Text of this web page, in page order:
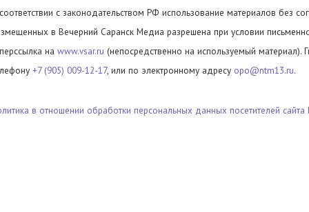
с законодательством РФ использование материалов без
в Вечерний Саранск Медиа разрешена при условии
на www.vsar.ru (непосредственно на используемый материал).
+7 (905) 009-12-17, или по электронному адресу opo@ntm13.ru.
в отношении обработки персональных данных посетителей